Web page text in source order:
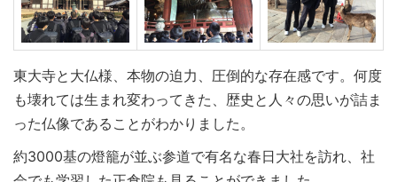
東大寺と大仏様、本物の迫力、圧倒的な存在感です。何度
も壊れては生まれ変わってきた、歴史と人々の思いが詰ま
った仏像であることがわかりました。
約3000基の燈籠が並ぶ参道で有名な春日大社を訪れ、社